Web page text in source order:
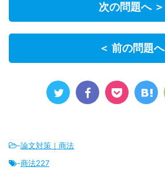
次の問題へ ＞
＜ 前の問題へ
-論文対策｜商法
-商法227